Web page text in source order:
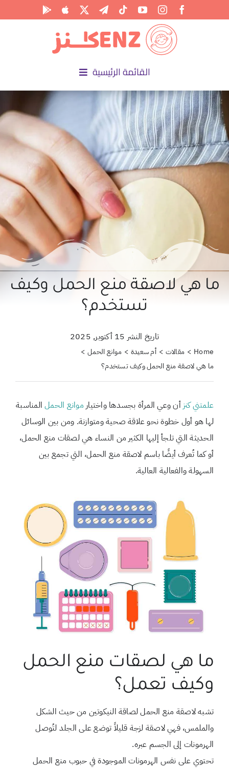
القائمة الرئيسية
الرئيسية
الأكاديمية
الأنشطة
المناسبات
المقالات
احجزي استشارة
ما هي لاصقة منع الحمل وكيف
تستخدم؟
Home مقالات أم سعيدة
موانع الحمل
ما هي لاصقة منع الحمل وكيف تستخدم؟
تاريخ النشر 15 أكتوبر, 2025
علمتني كنز أن وعي المرأة بجسدها واختيار موانع الحملالمناسبة
لها هو أول خطوة نحو علاقة صحية ومتوازنة. ومن بين الوسائل
الحديثة التي تلجأ إليها الكثير من النساء هي لصقات منع الحمل،
أو كما تُعرف أيضًا باسم لاصقة منع الحمل، التي تجمع بين
السهولة والفعالية العالية.
ما هي لصقات منع الحمل
وكيف تعمل؟
تشبه لاصقة منع الحمل لصاقة النيكوتين من حيث الشكل
والملمس، فهي لاصقة لزجة قليلاً توضع على الجلد لتُوصل
الهرمونات إلى الجسم عبره.
تحتوي على نفس الهرمونات الموجودة في حبوب منع الحمل